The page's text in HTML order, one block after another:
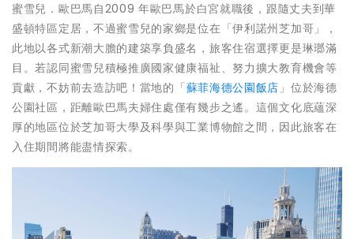
蜜雪兒．歐巴馬自2009 年歐巴馬於白宮就職後，跟隨丈夫到華
盛頓特區定居，不過蜜雪兒的家鄉是位在「伊利諾州芝加哥」，
此地以各式新潮大膽的建築享負盛名，旅客住宿選擇更是琳瑯滿
目。若認同蜜雪兒積極推廣國家健康福祉、努力擴大教育機會等
貢獻，不妨前去造訪吧！當地的「蘇菲海德公園飯店」位於海德
公園社區，距離歐巴馬夫婦住處僅有幾步之遙。這個文化底蘊深
厚的地區位於芝加哥大學及科學與工業博物館之間，因此旅客在
入住期間將能盡情探索。